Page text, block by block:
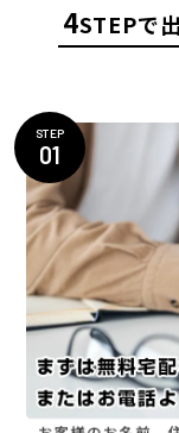
4STEPで
STEP
01